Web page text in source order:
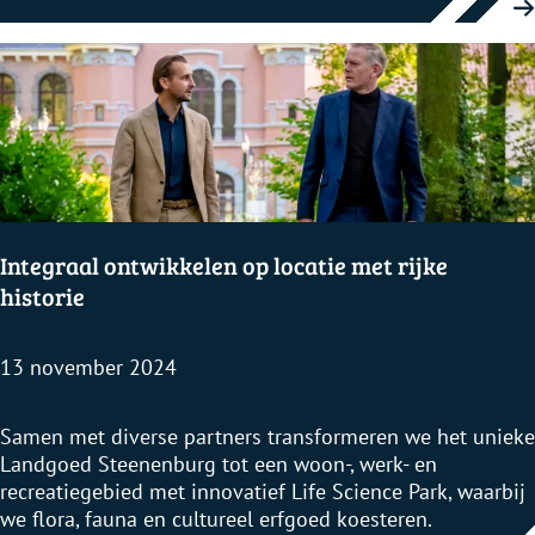
u
r
g
e
n
F
l
o
r
e
n
i
u
s
f
f
i
c
e
e
r
r
G
r
o
e
n
b
h
e
r
Integraal ontwikkelen op locatie met rijke
historie
13 november 2024
I
n
t
e
Samen met diverse partners transformeren we het unieke
Landgoed Steenenburg tot een woon-, werk- en
recreatiegebied met innovatief Life Science Park, waarbij
we flora, fauna en cultureel erfgoed koesteren.